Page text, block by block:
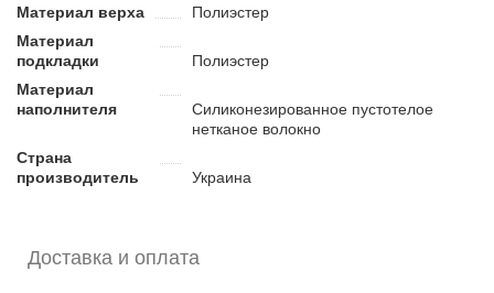
Материал верха
Полиэстер
Материал
подкладки
Полиэстер
Материал
наполнителя
Силиконезированное пустотелое
нетканое волокно
Страна
производитель
Украина
Доставка и оплата